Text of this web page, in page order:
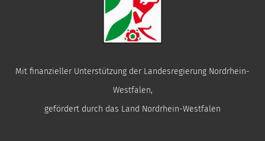
Mit finanzieller Unterstützung der Landesregierung Nordrhein-
Westfalen,
gefördert durch das Land Nordrhein-Westfalen